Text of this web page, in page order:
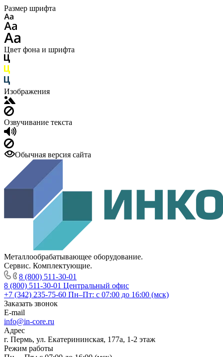
Размер шрифта
Цвет фона и шрифта
Изображения
Озвучивание текста
Обычная версия сайта
Металлообрабатывающее оборудование.
Сервис. Комплектующие.
8 (800) 511-30-01
8 (800) 511-30-01 Центральный офис
+7 (342) 235-75-60 Пн–Пт: с 07:00 до 16:00 (мск)
Заказать звонок
E-mail
info@in-core.ru
Адрес
г. Пермь, ул. ​Екатерининская, 177а, ​1-2 этаж
Режим работы